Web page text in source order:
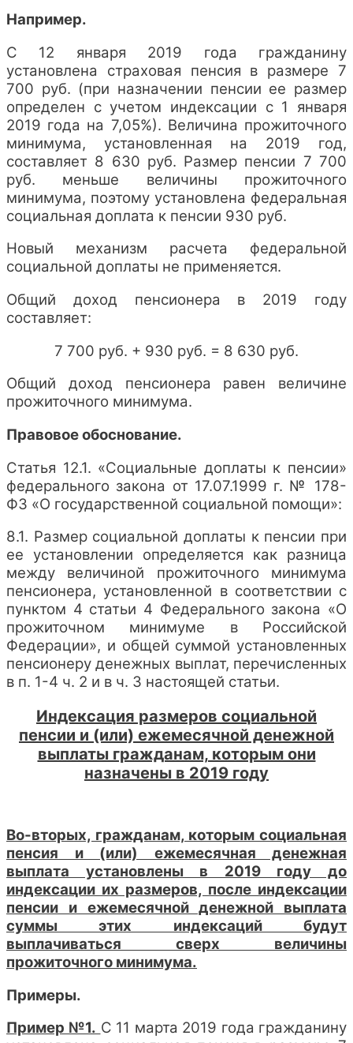
Например.
С 12 января 2019 года гражданину
установлена страховая пенсия в размере 7
700 руб. (при назначении пенсии ее размер
определен с учетом индексации с 1 января
2019 года на 7,05%). Величина прожиточного
минимума, установленная на 2019 год,
составляет 8 630 руб. Размер пенсии 7 700
руб. меньше величины прожиточного
минимума, поэтому установлена федеральная
социальная доплата к пенсии 930 руб.
Новый механизм расчета федеральной
социальной доплаты не применяется.
Общий доход пенсионера в 2019 году
составляет:
7 700 руб. + 930 руб. = 8 630 руб.
Общий доход пенсионера равен величине
прожиточного минимума.
Правовое обоснование.
Статья 12.1. «Социальные доплаты к пенсии»
федерального закона от 17.07.1999 г. № 178-
ФЗ «О государственной социальной помощи»:
8.1. Размер социальной доплаты к пенсии при
ее установлении определяется как разница
между величиной прожиточного минимума
пенсионера, установленной в соответствии с
пунктом 4 статьи 4 Федерального закона «О
прожиточном минимуме в Российской
Федерации», и общей суммой установленных
пенсионеру денежных выплат, перечисленных
в п. 1-4 ч. 2 и в ч. 3 настоящей статьи.
Индексация размеров социальной
пенсии и (или) ежемесячной денежной
выплаты гражданам, которым они
назначены в 2019 году
Во-вторых, гражданам, которым социальная
пенсия и (или) ежемесячная денежная
выплата установлены в 2019 году до
индексации их размеров, после индексации
пенсии и ежемесячной денежной выплата
суммы этих индексаций будут
выплачиваться сверх величины
прожиточного минимума.
Примеры.
Пример №1. С 11 марта 2019 года гражданину